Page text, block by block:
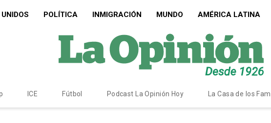
POLÍTICA INMIGRACIÓN MUNDO AMÉRICA LATINA
ICE Fútbol Podcast La Opinión Hoy La Casa de los